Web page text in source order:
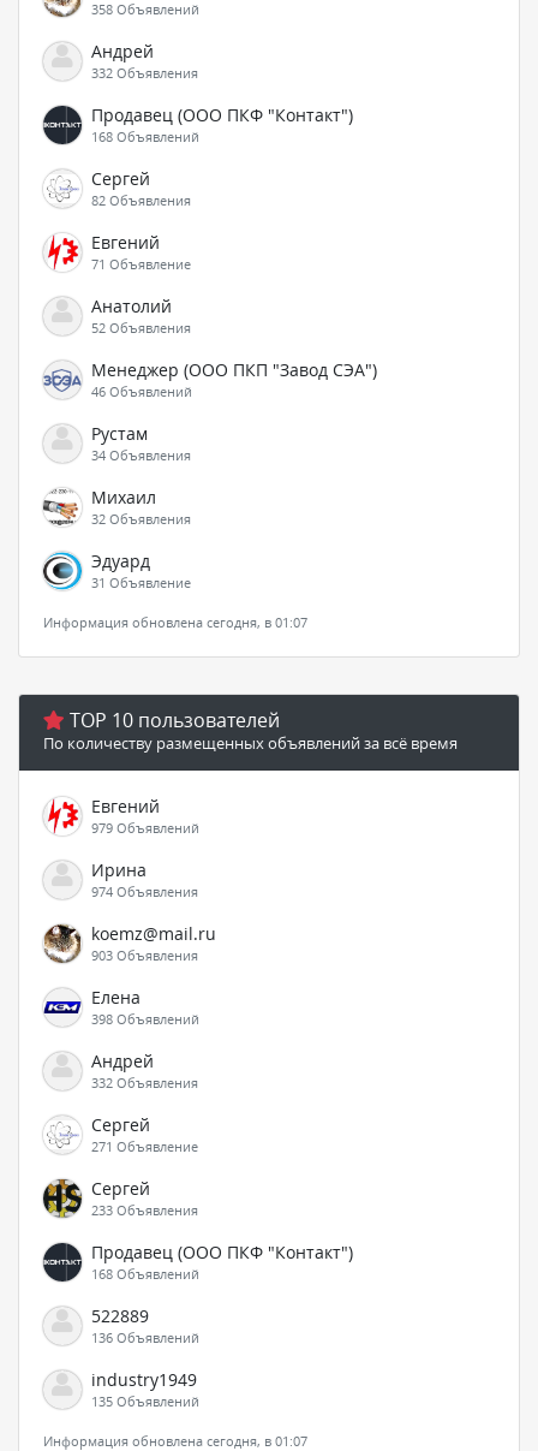
358 Объявлений
Андрей
332 Объявления
Продавец (ООО ПКФ "Контакт")
168 Объявлений
Сергей
82 Объявления
Евгений
71 Объявление
Анатолий
52 Объявления
Менеджер (ООО ПКП "Завод СЭА")
46 Объявлений
Рустам
34 Объявления
Михаил
32 Объявления
Эдуард
31 Объявление
Информация обновлена сегодня, в 01:07
TOP 10 пользователей
По количеству размещенных объявлений за всё время
Евгений
979 Объявлений
Ирина
974 Объявления
koemz@mail.ru
903 Объявления
Елена
398 Объявлений
Андрей
332 Объявления
Сергей
271 Объявление
Сергей
233 Объявления
Продавец (ООО ПКФ "Контакт")
168 Объявлений
522889
136 Объявлений
industry1949
135 Объявлений
Информация обновлена сегодня, в 01:07